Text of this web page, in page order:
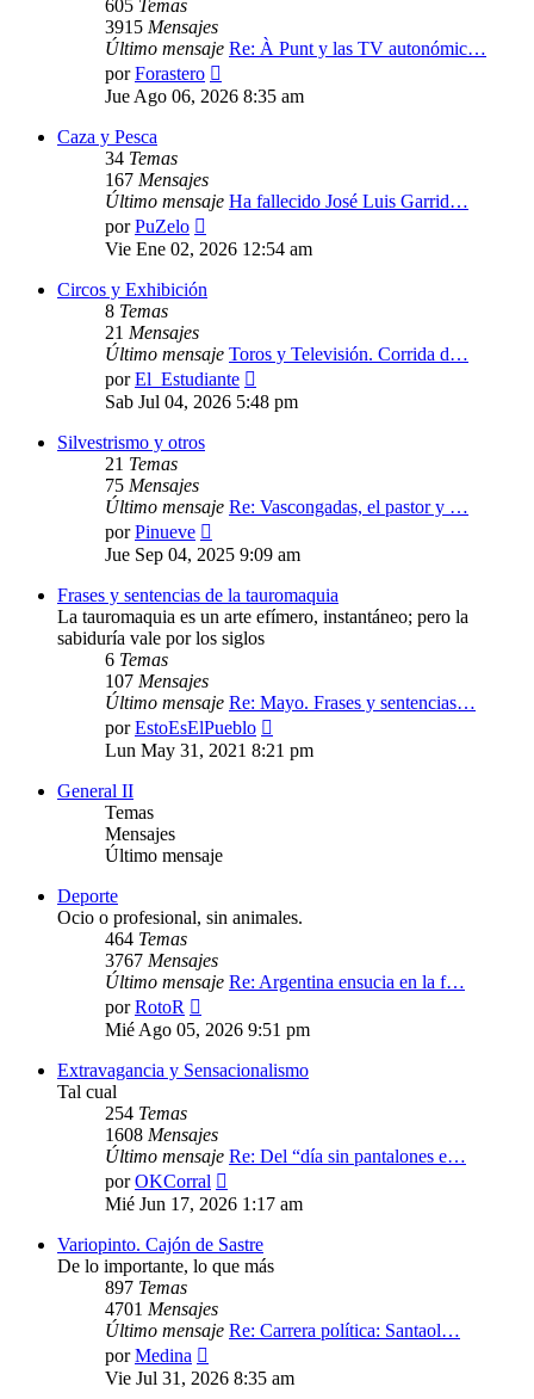
605 Temas
3915 Mensajes
Último mensaje Re: À Punt y las TV autonómic…
porForastero
último
Jue Ago 06, 2026 8:35 am
Caza y Pesca
34 Temas
167 Mensajes
Último mensaje Ha fallecido José Luis Garrid…
porPuZelo
último
Vie Ene 02, 2026 12:54 am
Circos y Exhibición
8 Temas
21 Mensajes
Último mensaje Toros y Televisión. Corrida d…
porEl_Estudiante
último
mensaje
Sab Jul 04, 2026 5:48 pm
Silvestrismo y otros
21 Temas
75 Mensajes
Último mensaje Re: Vascongadas, el pastor y …
porPinueve
último
Jue Sep 04, 2025 9:09 am
Frases y sentencias de la tauromaquia
La tauromaquia es un arte efímero, instantáneo; pero la
sabiduría vale por los siglos
6 Temas
107 Mensajes
Último mensaje Re: Mayo. Frases y sentencias…
porEstoEsElPueblo
último
mensaje
Lun May 31, 2021 8:21 pm
General II
Temas
Mensajes
Último mensaje
Deporte
Ocio o profesional, sin animales.
464 Temas
3767 Mensajes
Último mensaje Re: Argentina ensucia en la f…
porRotoR
último
Mié Ago 05, 2026 9:51 pm
Extravagancia y Sensacionalismo
Tal cual
254 Temas
1608 Mensajes
Último mensaje Re: Del “día sin pantalones e…
porOKCorral
último
Mié Jun 17, 2026 1:17 am
Variopinto. Cajón de Sastre
De lo importante, lo que más
897 Temas
4701 Mensajes
Último mensaje Re: Carrera política: Santaol…
porMedina
último
Vie Jul 31, 2026 8:35 am